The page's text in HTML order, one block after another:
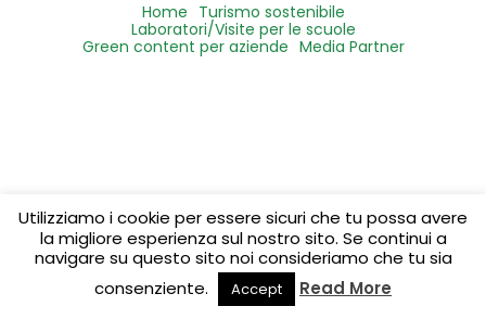
Home Turismo sostenibile
Laboratori/Visite per le scuole
Green content per aziende Media Partner
Utilizziamo i cookie per essere sicuri che tu possa avere
la migliore esperienza sul nostro sito. Se continui a
navigare su questo sito noi consideriamo che tu sia
consenziente.
Accept Read More